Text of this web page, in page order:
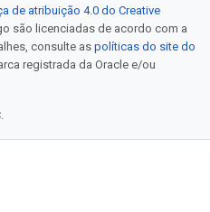
de atribuição 4.0 do Creative
são licenciadas de acordo com a
consulte as políticas do site do
registrada da Oracle e/ou